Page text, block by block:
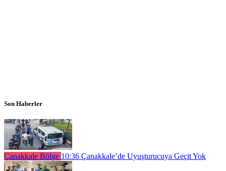
Son Haberler
Çanakkale Bölge 10:36 Çanakkale’de Uyuşturucuya Geçit Yok